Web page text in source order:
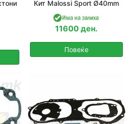
Кит Malossi Sport Ø40mm
11600 ден.
Повеќе